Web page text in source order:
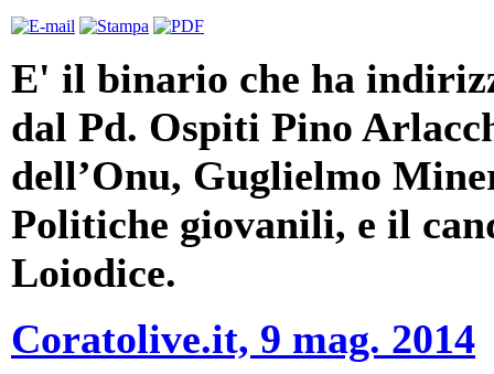
E' il binario che ha
dal Pd. Ospiti Pino
dell’Onu, Guglielmo
Politiche giovanili, e il
Loiodice.
Coratolive.it, 9 mag. 2014